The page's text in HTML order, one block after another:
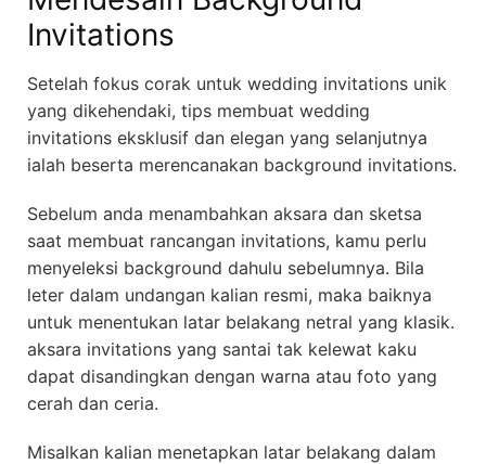
Invitations
Setelah fokus corak untuk wedding invitations unik
yang dikehendaki, tips membuat wedding
invitations eksklusif dan elegan yang selanjutnya
ialah beserta merencanakan background invitations.
Sebelum anda menambahkan aksara dan sketsa
saat membuat rancangan invitations, kamu perlu
menyeleksi background dahulu sebelumnya. Bila
leter dalam undangan kalian resmi, maka baiknya
untuk menentukan latar belakang netral yang klasik.
aksara invitations yang santai tak kelewat kaku
dapat disandingkan dengan warna atau foto yang
cerah dan ceria.
Misalkan kalian menetapkan latar belakang dalam